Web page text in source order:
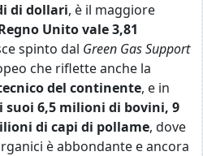
di dollari, è il maggiore
Unito vale 3,81
spinto dal Green Gas Support
che riflette anche la
del continente, e in
suoi 6,5 milioni di bovini, 9
di capi di pollame, dove
è abbondante e ancora